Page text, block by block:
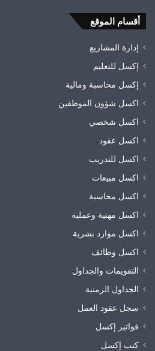
أقسام الموقع
إدارة المشاريع
إكسل للتعليم
إكسل محاسبة ومالية
اكسل شؤون الموظفين
اكسل شخصي
اكسل عقود
اكسل للتدريب
اكسل مبيعات
اكسل محاسبة
اكسل مهنية وعملية
اكسل موارد بشرية
اكسل وظائف
التقويمات والجداول
الجداول الزمنية
سجل عقود العمل
فواتير إكسل
كتب إكسل